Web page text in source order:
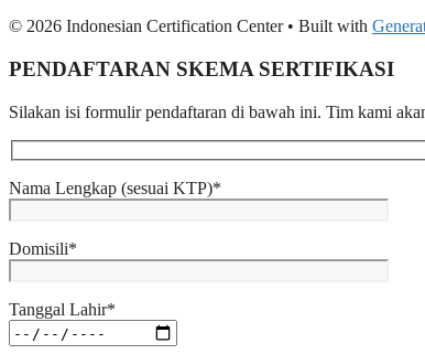
© 2026 Indonesian Certification Center• Built with
PENDAFTARAN SKEMA SERTIFIKASI​
Silakan isi formulir pendaftaran di bawah ini. Tim kami
Nama Lengkap (sesuai KTP)*
Domisili*
Tanggal Lahir*